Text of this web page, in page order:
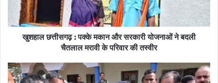
आवास एवं रोजगार: मनरेगा जॉब कार्ड और प्रधानमंत्री आवास योजना के अंतर्गत
आवास की चाबियां।
द्वारा फलदार पौधे।
खुशहाल छत्तीसगढ़ : पक्के मकान और सरकारी योजनाओं ने बदली
चैतलाल मरावी के परिवार की तस्वीर